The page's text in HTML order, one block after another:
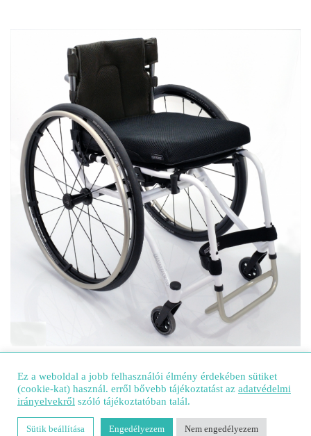
Ez a weboldal a jobb felhasználói élmény érdekében sütiket
(cookie-kat) használ. erről bővebb tájékoztatást az adatvédelmi
irányelvekről szóló tájékoztatóban talál.
Sütik beállítása Engedélyezem Nem engedélyezem